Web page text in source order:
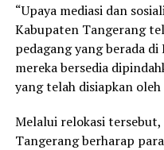
“Upaya mediasi dan
Kabupaten Tangerang
pedagang yang berada di
mereka bersedia
yang telah disiapkan
Melalui relokasi
Tangerang berharap